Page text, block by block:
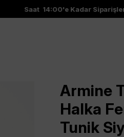
Saat 14:00'e Kadar Siparişler
Armine
Halka
Tunik